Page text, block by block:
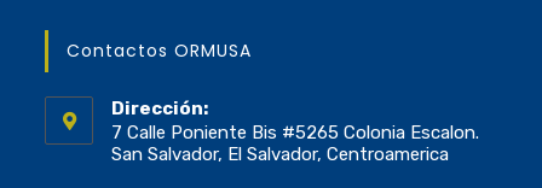
Contactos ORMUSA
Dirección:
7 Calle Poniente Bis #5265 Colonia Escalon.
San Salvador, El Salvador, Centroamerica